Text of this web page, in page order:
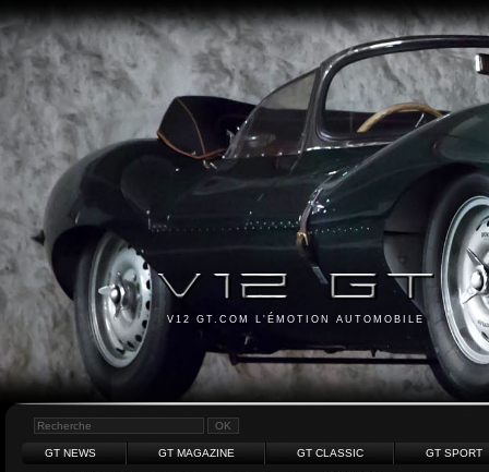
V12 GT.COM L'ÉMOTION AUTOMOBILE
GT NEWS GT MAGAZINE GT CLASSIC GT SPORT